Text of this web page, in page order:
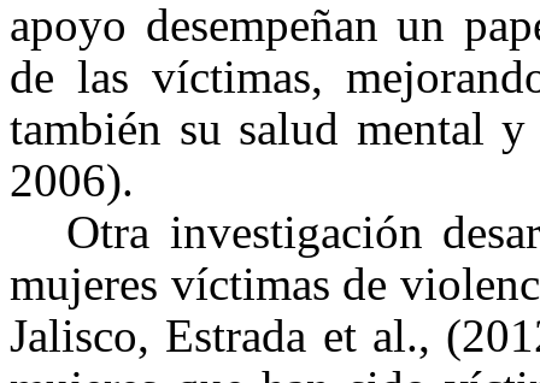
apoyo desempeñan un
de las víctimas,
también su salud mental
2006).
Otra investigación
mujeres víctimas de
Jalisco, Estrada et al.,